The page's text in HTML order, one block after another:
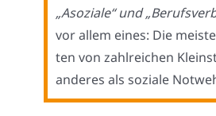
„Aso­zia­le“ und
vor allem eines: Die
ten von zahl­rei­chen
ande­res als sozia­le